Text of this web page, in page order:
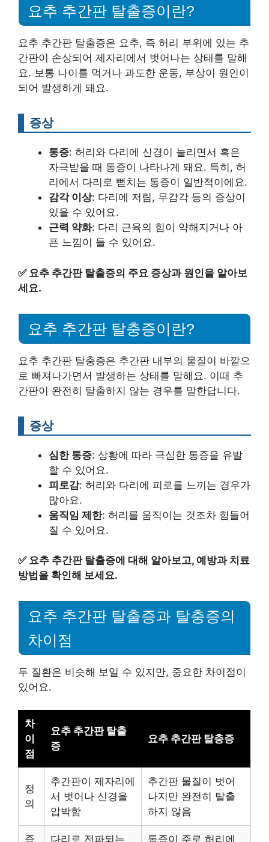
요추 추간판 탈출증이란?
요추 추간판 탈출증은 요추, 즉 허리 부위에 있는 추
간판이 손상되어 제자리에서 벗어나는 상태를 말해
요. 보통 나이를 먹거나 과도한 운동, 부상이 원인이
되어 발생하게 돼요.
증상
통증: 허리와 다리에 신경이 눌리면서 혹은
자극받을 때 통증이 나타나게 돼요. 특히, 허
리에서 다리로 뻗치는 통증이 일반적이에요.
감각 이상: 다리에 저림, 무감각 등의 증상이
있을 수 있어요.
근력 약화: 다리 근육의 힘이 약해지거나 아
픈 느낌이 들 수 있어요.
✅ 요추 추간판 탈출증의 주요 증상과 원인을 알아보
세요.
요추 추간판 탈충증이란?
요추 추간판 탈충증은 추간판 내부의 물질이 바깥으
로 빠져나가면서 발생하는 상태를 말해요. 이때 추
간판이 완전히 탈출하지 않는 경우를 말한답니다.
증상
심한 통증: 상황에 따라 극심한 통증을 유발
할 수 있어요.
피로감: 허리와 다리에 피로를 느끼는 경우가
많아요.
움직임 제한: 허리를 움직이는 것조차 힘들어
질 수 있어요.
✅ 요추 추간판 탈출증에 대해 알아보고, 예방과 치료
방법을 확인해 보세요.
요추 추간판 탈출증과 탈충증의
차이점
두 질환은 비슷해 보일 수 있지만, 중요한 차이점이
있어요.
차
이
점
요추 추간판 탈출
증
요추 추간판 탈충증
정
의
추간판이 제자리에
서 벗어나 신경을
압박함
추간판 물질이 벗어
나지만 완전히 탈출
하지 않음
증 다리로 전파되는 통증이 주로 허리에